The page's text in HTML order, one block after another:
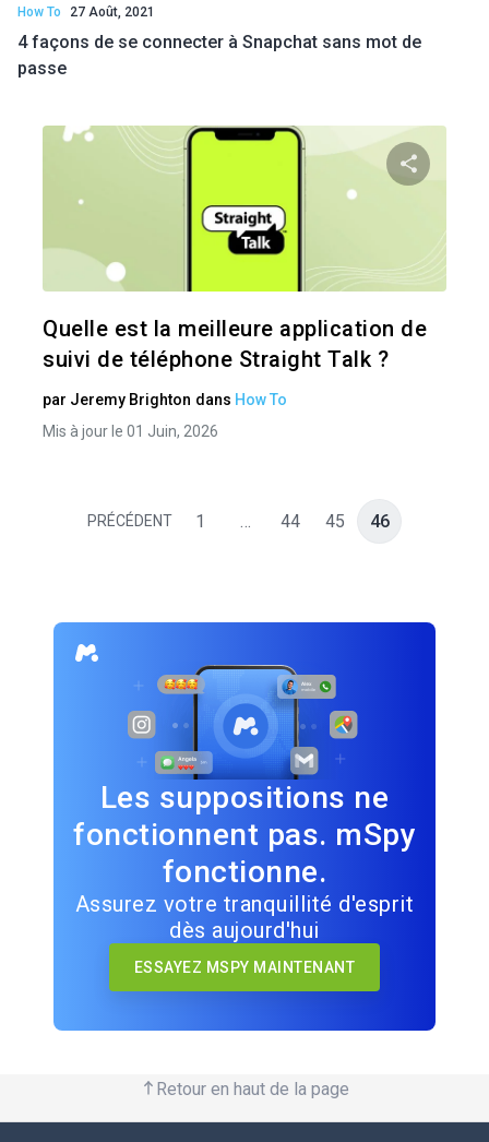
How To 27 Août, 2021
4 façons de se connecter à Snapchat sans mot de
passe
Quelle est la meilleure application de
suivi de téléphone Straight Talk ?
par Jeremy Brighton dans How To
Mis à jour le 01 Juin, 2026
PRÉCÉDENT 1 … 44 45 46
Les suppositions ne
fonctionnent pas. mSpy
fonctionne.
Assurez votre tranquillité d'esprit
dès aujourd'hui
ESSAYEZ MSPY MAINTENANT
Retour en haut de la page